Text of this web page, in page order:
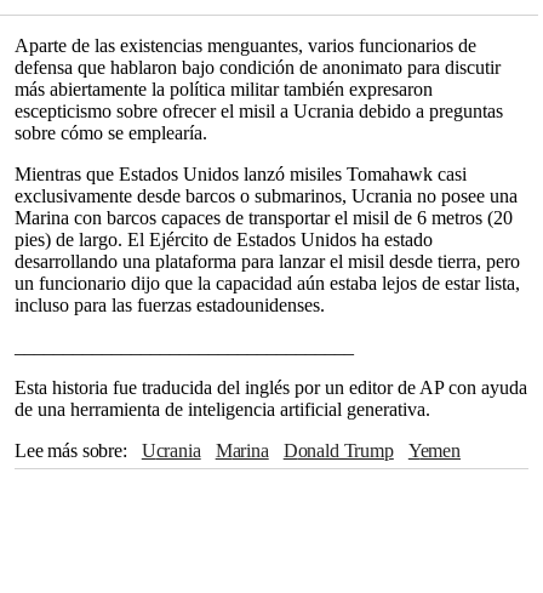
Aparte de las existencias menguantes, varios funcionarios de
defensa que hablaron bajo condición de anonimato para discutir
más abiertamente la política militar también expresaron
escepticismo sobre ofrecer el misil a Ucrania debido a preguntas
sobre cómo se emplearía.
Mientras que Estados Unidos lanzó misiles Tomahawk casi
exclusivamente desde barcos o submarinos, Ucrania no posee una
Marina con barcos capaces de transportar el misil de 6 metros (20
pies) de largo. El Ejército de Estados Unidos ha estado
desarrollando una plataforma para lanzar el misil desde tierra, pero
un funcionario dijo que la capacidad aún estaba lejos de estar lista,
incluso para las fuerzas estadounidenses.
Esta historia fue traducida del inglés por un editor de AP con ayuda
de una herramienta de inteligencia artificial generativa.
Lee más sobre
Ucrania Marina Donald Trump
Yemen